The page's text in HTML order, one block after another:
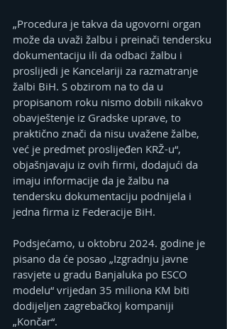
„Procedura je takva da ugovorni organ
može da uvaži žalbu i preinači tendersku
dokumentaciju ili da odbaci žalbu i
proslijedi je Kancelariji za razmatranje
žalbi BiH. S obzirom na to da u
propisanom roku nismo dobili nikakvo
obavještenje iz Gradske uprave, to
praktično znači da nisu uvažene žalbe,
već je predmet proslijeđen KRŽ-u“,
objašnjavaju iz ovih firmi, dodajući da
imaju informacije da je žalbu na
tendersku dokumentaciju podnijela i
jedna firma iz Federacije BiH.
Podsjećamo, u oktobru 2024. godine je
pisano da će posao „Izgradnju javne
rasvjete u gradu Banjaluka po ESCO
modelu“ vrijedan 35 miliona KM biti
dodijeljen zagrebačkoj kompaniji
„Končar“.